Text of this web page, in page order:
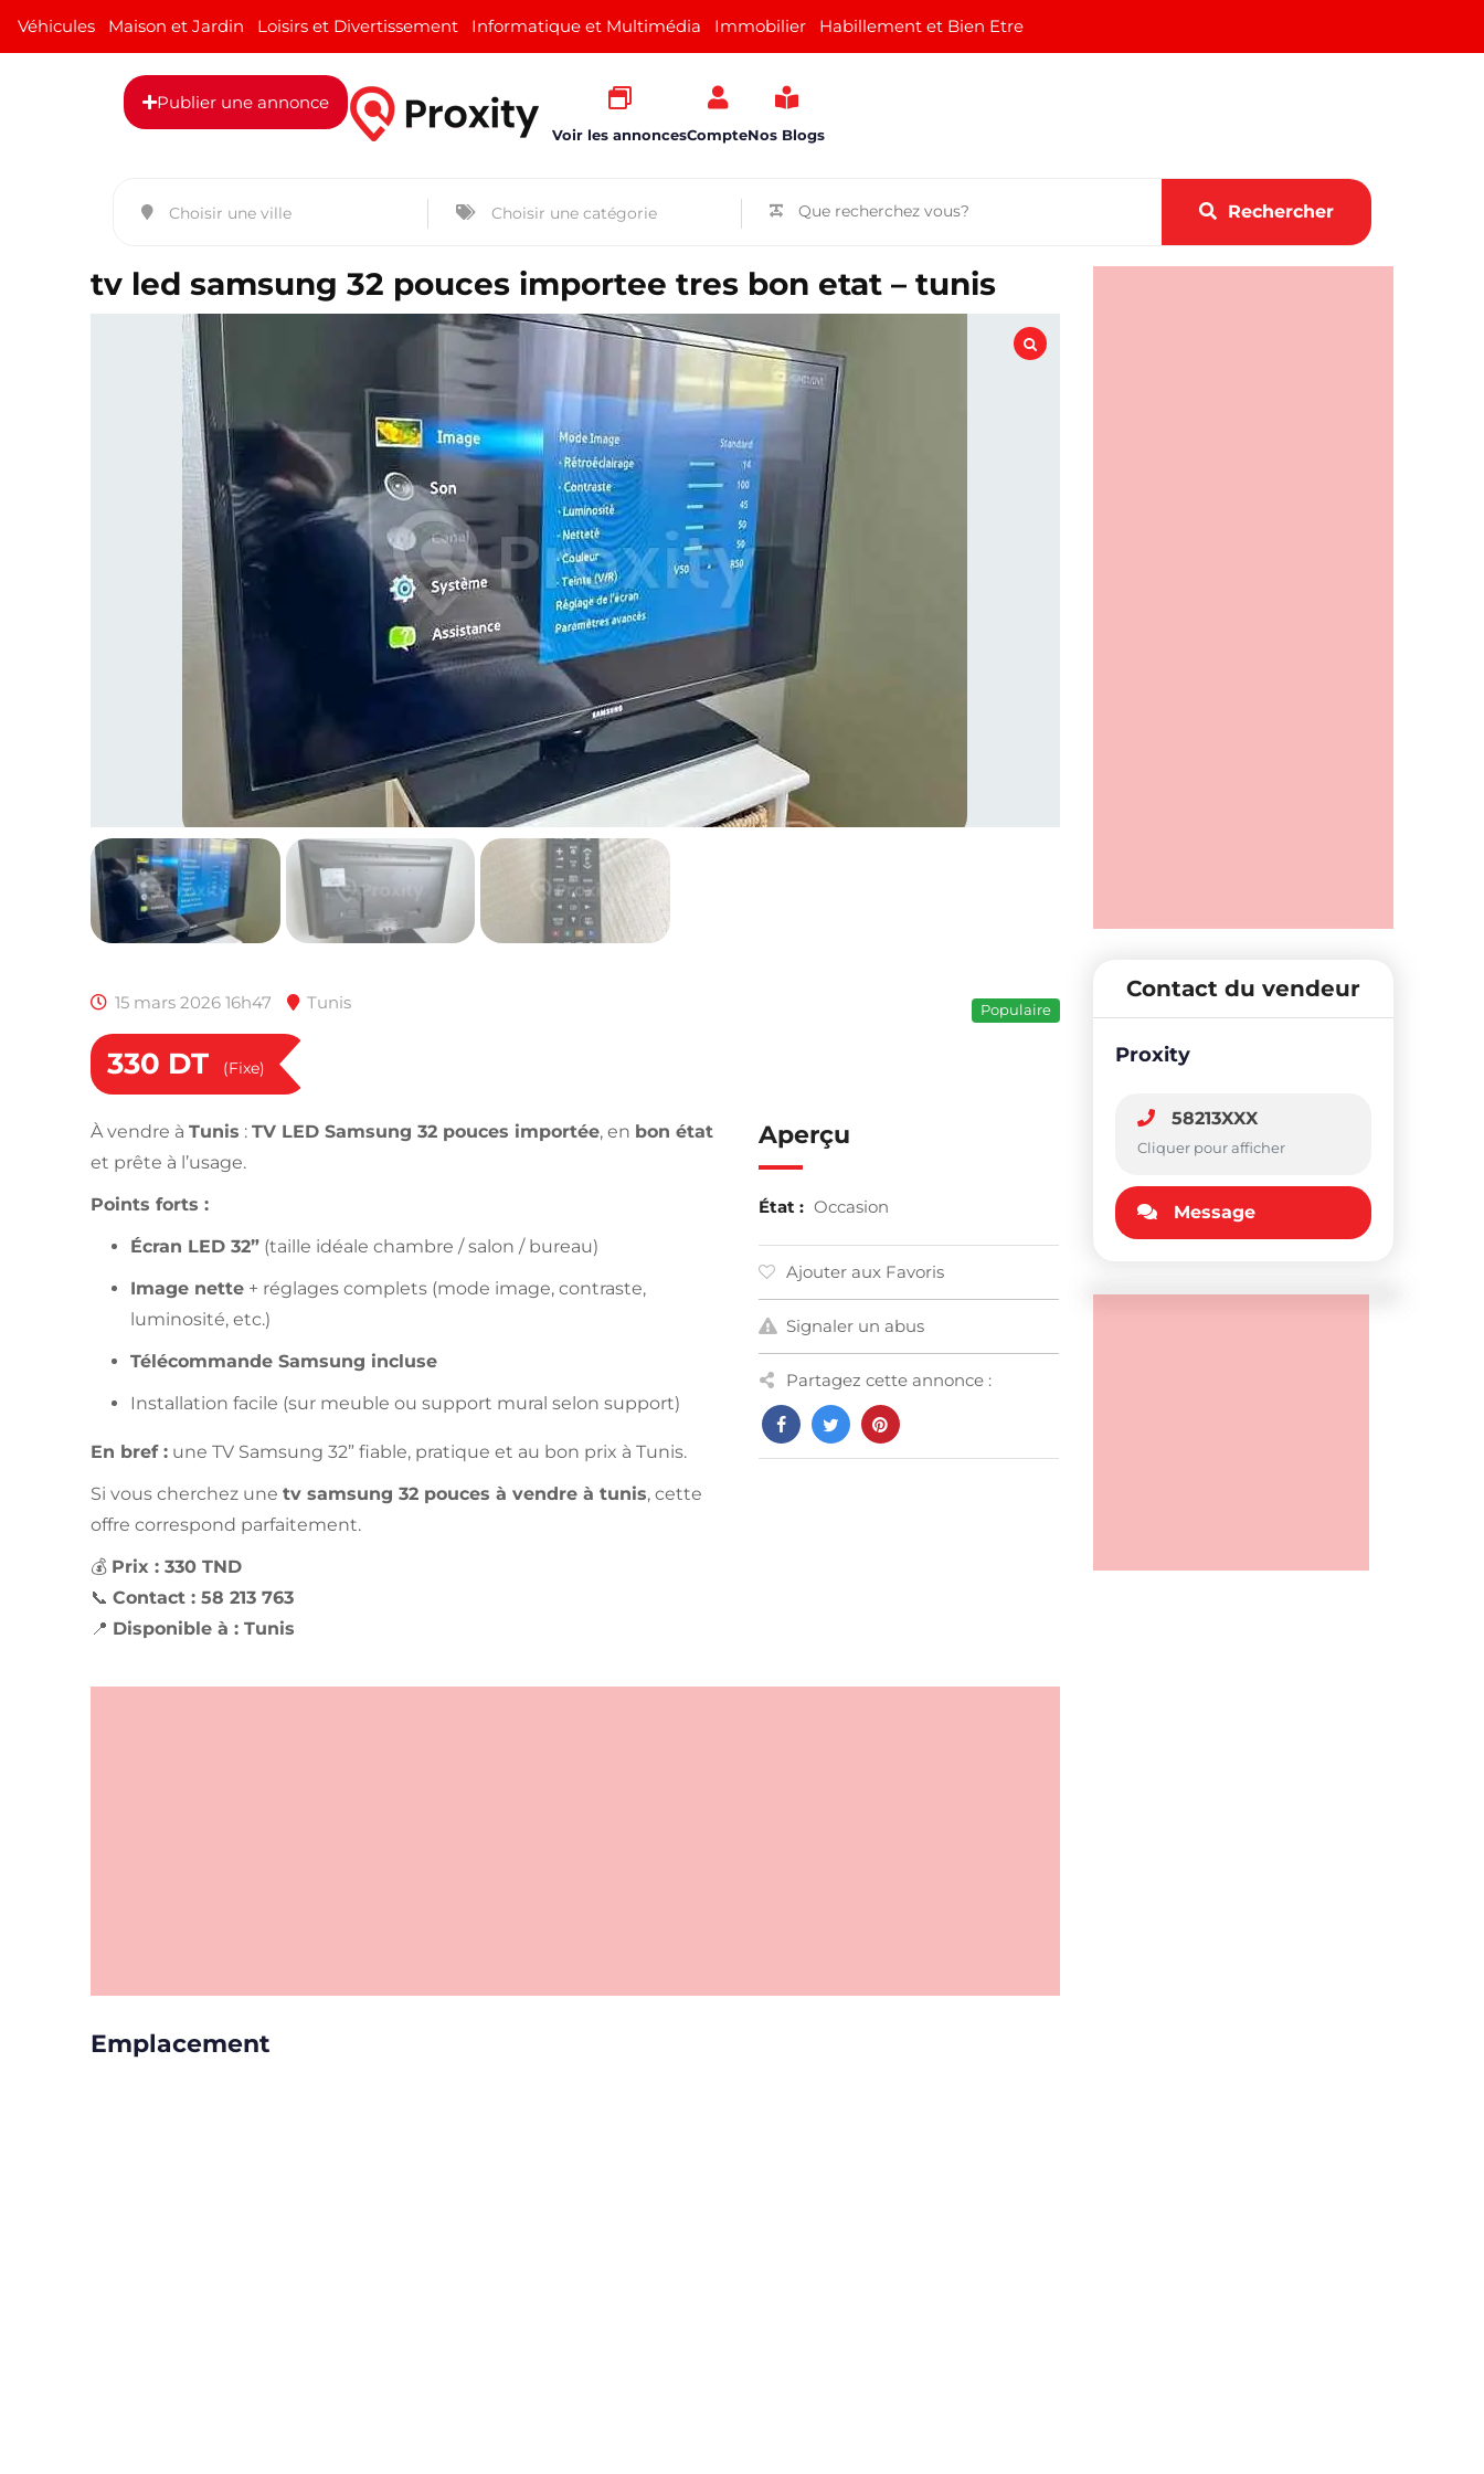
Véhicules Maison et Jardin Loisirs et Divertissement Informatique et Multimédia Immobilier Habillement et Bien Etre
Publier une annonce
Voir les annoncesCompteNos Blogs
Rechercher
tv led samsung 32 pouces importee tres bon etat – tunis
15 mars 2026 16h47 Tunis Populaire
330 DT (Fixe)
À vendre à Tunis : TV LED Samsung 32 pouces importée, en bon état
et prête à l’usage.
Points forts :
Écran LED 32” (taille idéale chambre / salon / bureau)
Image nette + réglages complets (mode image, contraste,
luminosité, etc.)
Télécommande Samsung incluse
Installation facile (sur meuble ou support mural selon support)
En bref : une TV Samsung 32” fiable, pratique et au bon prix à Tunis.
Si vous cherchez une tv samsung 32 pouces à vendre à tunis, cette
offre correspond parfaitement.
💰 Prix : 330 TND
📞 Contact : 58 213 763
📍 Disponible à : Tunis
Aperçu
État : Occasion
Ajouter aux Favoris
Signaler un abus
Partagez cette annonce :
Emplacement
Contact du vendeur
Proxity
58213XXX
Cliquer pour afficher
Message